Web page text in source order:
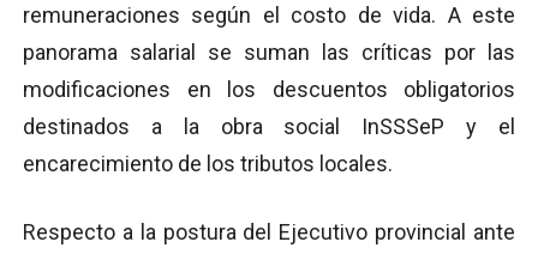
remuneraciones según el costo de vida. A este
panorama salarial se suman las críticas por las
modificaciones en los descuentos obligatorios
destinados a la obra social InSSSeP y el
encarecimiento de los tributos locales.
Respecto a la postura del Ejecutivo provincial ante